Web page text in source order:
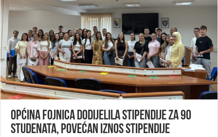
Općina Fojnica dodijelila stipendije za 90
studenata, povećan iznos stipendije